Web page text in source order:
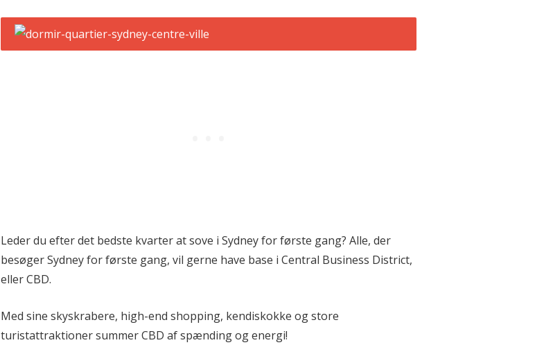
Leder du efter det bedste kvarter at sove i Sydney for første gang? Alle, der
besøger Sydney for første gang, vil gerne have base i Central Business District,
eller CBD.
Med sine skyskrabere, high-end shopping, kendiskokke og store
turistattraktioner summer CBD af spænding og energi!